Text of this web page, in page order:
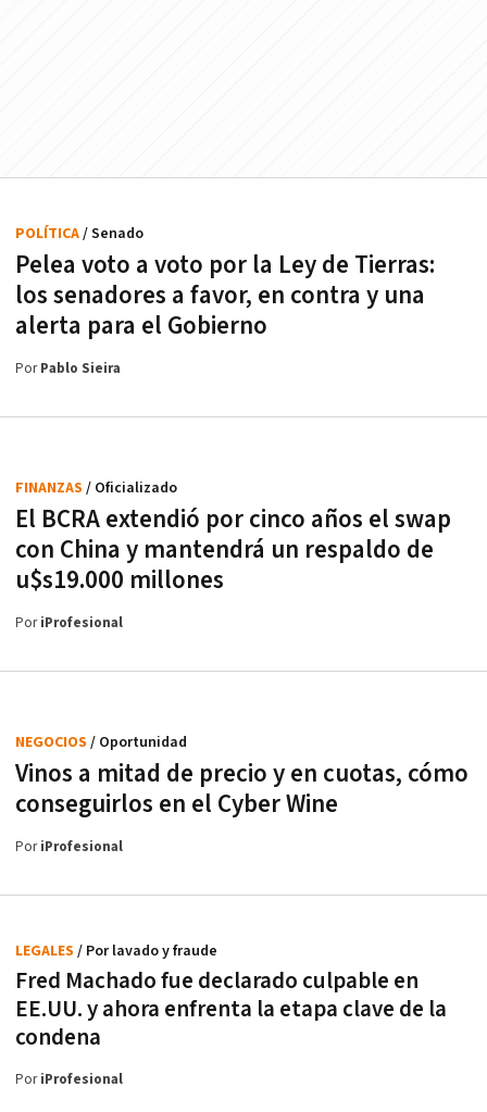
Pelea voto a voto por la Ley de Tierras:
los senadores a favor, en contra y una
alerta para el Gobierno
POLÍTICA/ Senado
PorPablo Sieira
El BCRA extendió por cinco años el swap
con China y mantendrá un respaldo de
u$s19.000 millones
FINANZAS / Oficializado
PoriProfesional
Vinos a mitad de precio y en cuotas, cómo
conseguirlos en el Cyber Wine
NEGOCIOS / Oportunidad
PoriProfesional
Fred Machado fue declarado culpable en
EE.UU. y ahora enfrenta la etapa clave de la
condena
LEGALES / Por lavado y fraude
PoriProfesional